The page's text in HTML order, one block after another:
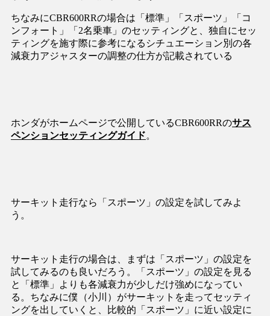
ちなみにCBR600RRの場合は「標準」「スポーツ」「コ
ンフォート」「2名乗車」のセッティングと、独自にセッ
ティングを施す際に参考になるシチュエーション別の各
減衰力アジャスターの調整の仕方が記載されている
ホンダがホームページで公開しているCBR600RRのサス
ペンションセッティングガイド。
サーキット走行なら「スポーツ」の設定を試してみよ
う。
サーキット走行の場合は、まずは「スポーツ」の設定を
試してみるのも良いだろう。「スポーツ」の設定を見る
と「標準」よりも各減衰力が少しだけ強めになってい
る。ちなみに僕（小川）がサーキットを走ってセッティ
ングを出していくと、比較的「スポーツ」に近い設定に